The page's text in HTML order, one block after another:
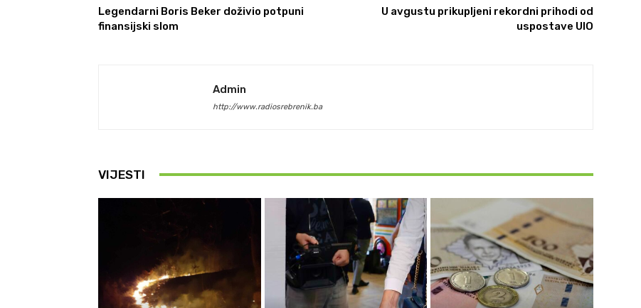
Legendarni Boris Beker doživio potpuni
finansijski slom
U avgustu prikupljeni rekordni prihodi od
uspostave UIO
Admin
http://www.radiosrebrenik.ba
VIJESTI